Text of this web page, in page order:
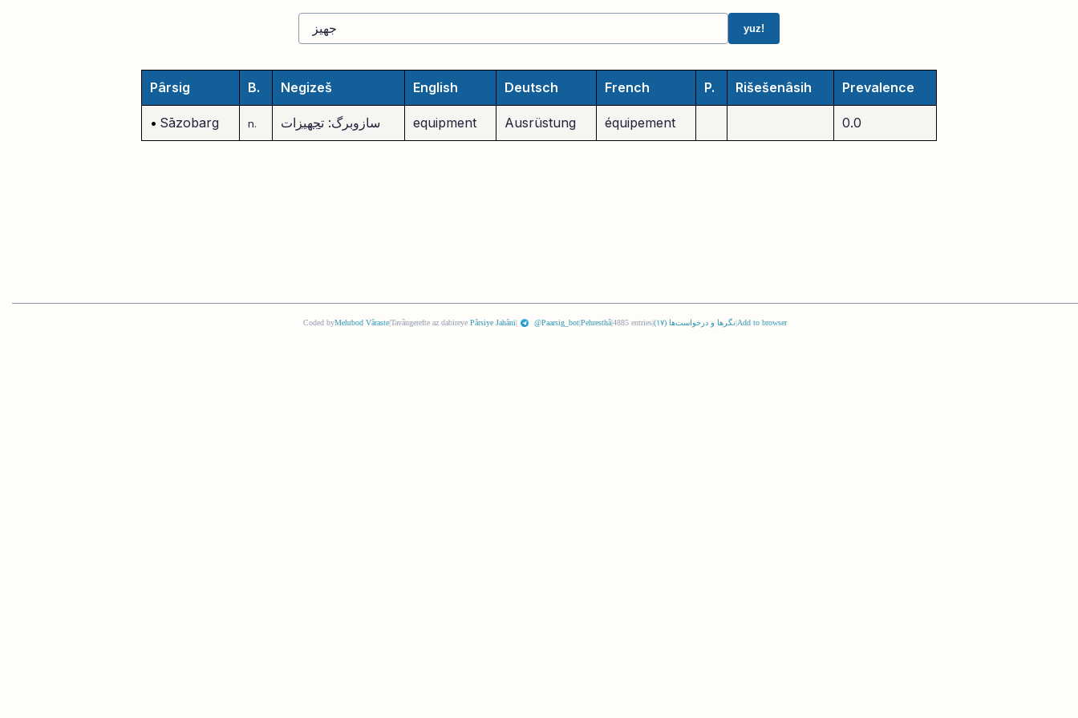
yuz!
Pârsig B. Negizeš English Deutsch French P. Rišešenâsih Prevalence
• Sāzobarg n. سازوبرگ: تجهیز ات equipment Ausrüstung équipement 0.0
Coded byMehrbod Vâraste|Tavângerefte az dabireye Pârsiye Jahâni| @Paarsig_bot|Pehresthâ|4885 entries| نگرها و درخواست‌ها (١٧) |Add to browser